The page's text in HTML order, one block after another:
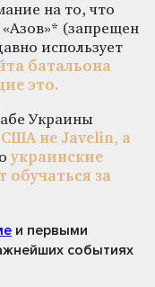
на то, что
(запрещен
использует
батальона
это.
Украины
не Javelin, а
украинские
обучаться за
и первыми
событиях